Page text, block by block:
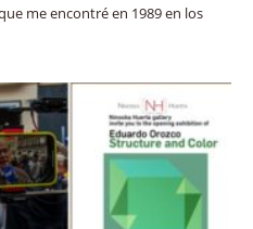
me encontré en 1989 en los